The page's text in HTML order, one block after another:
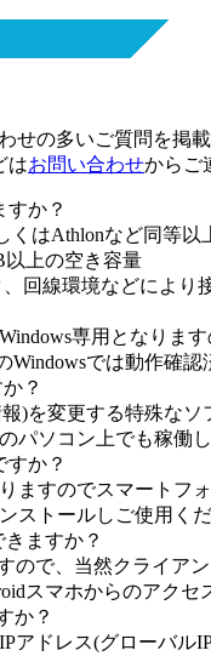
せの多いご質問を掲載
はお問い合わせからご
すか？
くはAthlonなど同等以
以上の空き容量
回線環境などにより
専用となりま
Windowsでは動作確認
？
)を変更する特殊な
パソコン上でも稼働
すか？
ますのでスマートフ
ストールしご使用くだ
ますか？
ので、当然クライア
スマホからのアク
か？
アドレス(グローバル